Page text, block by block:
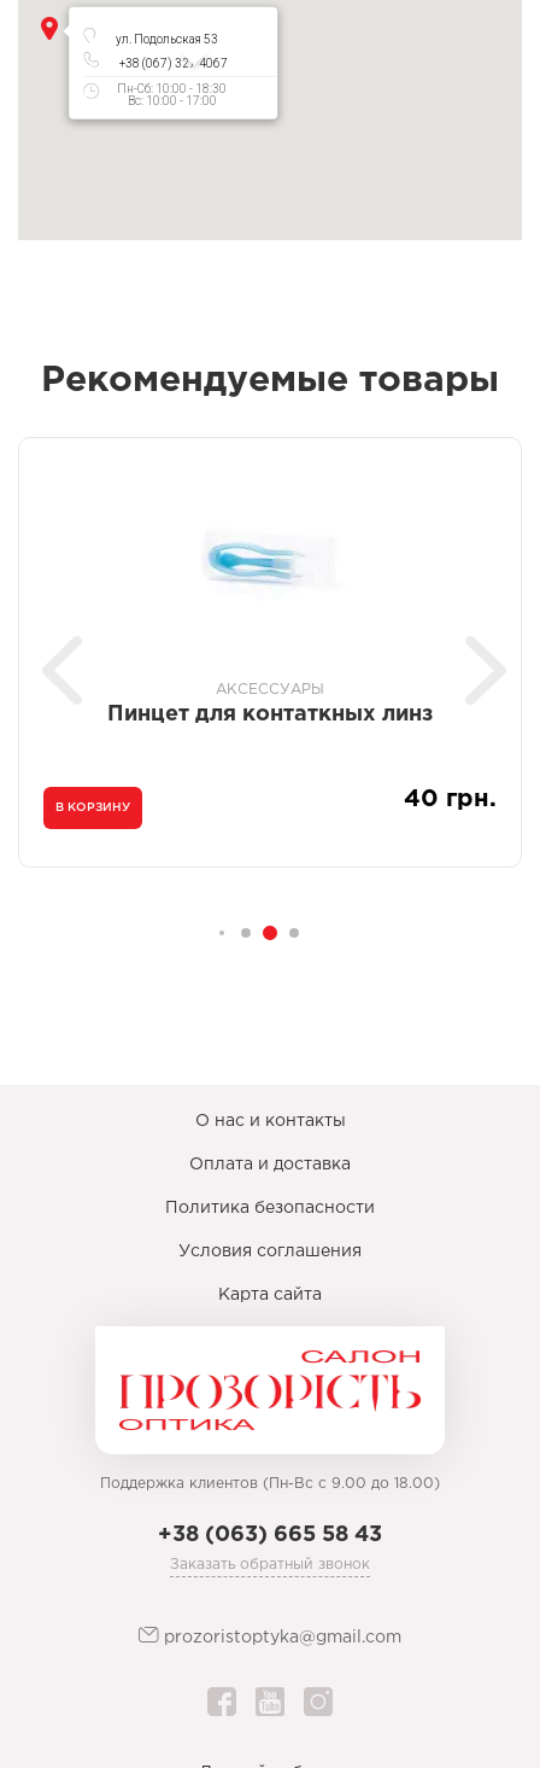
ул. Подольская 53
+38 (067) 327 4067
Пн-Сб: 10:00 - 18:30
Вс: 10:00 - 17:00
Рекомендуемые товары
АКСЕССУАРЫ
Пинцет для контаткных линз
В КОРЗИНУ 40 грн.
О нас и контакты
Оплата и доставка
Политика безопасности
Условия соглашения
Карта сайта
Поддержка клиентов (Пн-Вс с 9.00 до 18.00)
+38 (063) 665 58 43
Заказать обратный звонок
prozoristoptyka@gmail.com